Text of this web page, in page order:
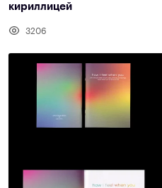
кириллицей
3206